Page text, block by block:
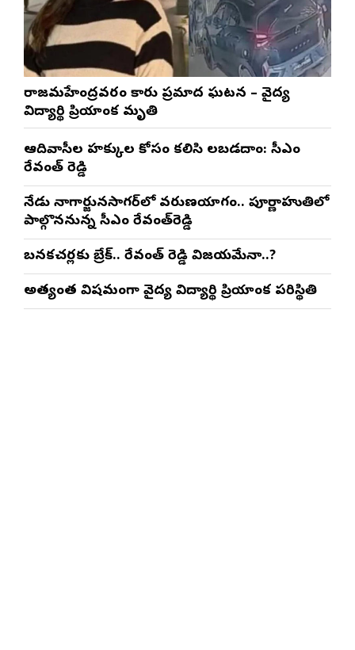
రాజమహేంద్రవరం కారు ప్రమాద ఘటన – వైద్య
విద్యార్థిని ప్రియాంక మృతి
ఆదివాసీల హక్కుల కోసం కలిసి నిలబడదాం: సీఎం
రేవంత్ రెడ్డి
నేడు నాగార్జునసాగర్‌లో వరుణయాగం.. పూర్ణాహుతిలో
పాల్గొననున్న సీఎం రేవంత్‌రెడ్డి
బనకచర్లకు బ్రేక్.. రేవంత్ రెడ్డి విజయమేనా..?
అత్యంత విషమంగా వైద్య విద్యార్థిని ప్రియాంక పరిస్థితి